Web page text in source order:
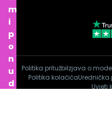
m
i
p
o
n
u
d
Politika pritužbiIzjava o
Politika kolačićaUrednička
Uvjeti